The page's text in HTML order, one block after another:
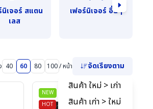
นิเจอร์ สแตน
เลส
เฟอร์นิเจอร์ อื่นๆ
40 60 80 100/ หน้า จัดเรียงตาม
สินค้า ใหม่ > เก่า
สินค้า เก่า > ใหม่
NEW
HOT